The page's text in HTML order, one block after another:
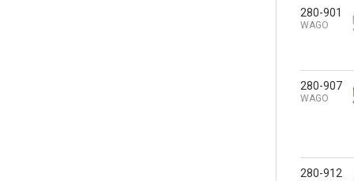
280-901
WAGO
280-907
WAGO
280-912